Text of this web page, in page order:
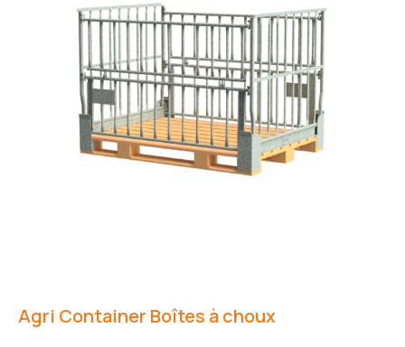
Agri Container Boîtes à choux